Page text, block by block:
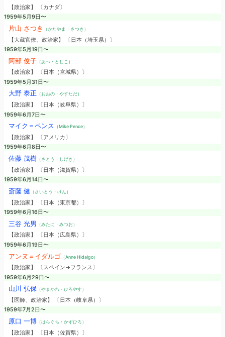
【政治家】 〔カナダ〕
1959年5月9日〜
片山 さつき （かたやま・さつき）
【大蔵官僚、政治家】 〔日本（埼玉県）〕
1959年5月19日〜
阿部 俊子（あべ・としこ）
【政治家】 〔日本（宮城県）〕
1959年5月31日〜
大野 泰正 （おおの・やすただ）
【政治家】 〔日本（岐阜県）〕
1959年6月7日〜
マイク＝ペンス （Mike Pence）
【政治家】 〔アメリカ〕
1959年6月8日〜
佐藤 茂樹（さとう・しげき）
【政治家】 〔日本（滋賀県）〕
1959年6月14日〜
斎藤 健 （さいとう・けん）
【政治家】 〔日本（東京都）〕
1959年6月16日〜
三谷 光男 （みたに・みつお）
【政治家】 〔日本（広島県）〕
1959年6月19日〜
アンヌ＝イダルゴ （Anne Hidalgo）
【政治家】 〔スペイン→フランス〕
1959年6月29日〜
山川 弘保（やまかわ・ひろやす）
【医師、政治家】 〔日本（岐阜県）〕
1959年7月2日〜
原口 一博（はらぐち・かずひろ）
【政治家】 〔日本（佐賀県）〕